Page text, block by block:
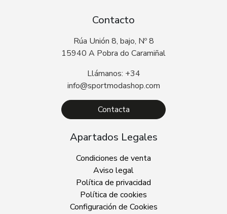
Contacto
Rúa Unión 8, bajo, Nº 8
15940 A Pobra do Caramiñal
Llámanos: +34
info@sportmodashop.com
Contacta
Apartados Legales
Condiciones de venta
Aviso legal
Política de privacidad
Política de cookies
Configuración de Cookies